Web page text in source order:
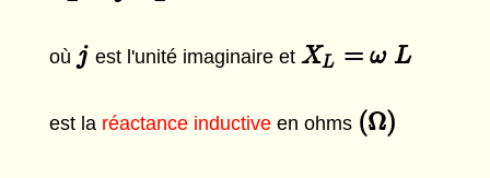
où j
j est l'unité imaginaire et XL = ω L
XL= ωL
est la réactance inductive en ohms (Ω)
(Ω)